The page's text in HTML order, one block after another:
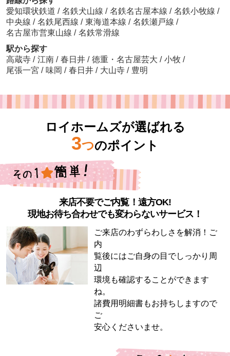
愛知環状鉄道 / 名鉄犬山線 / 名鉄名古屋本線 / 名鉄小牧線 /
中央線 / 名鉄尾西線 / 東海道本線 / 名鉄瀬戸線 /
名古屋市営東山線 / 名鉄常滑線
駅から探す
高蔵寺 / 江南 / 春日井 / 徳重・名古屋芸大 / 小牧 /
尾張一宮 / 味岡 / 春日井 / 大山寺 / 豊明
ロイホームズが選ばれる
3つのポイント
来店不要でご内覧！遠方OK!
現地お待ち合わせでも変わらないサービス！
ご来店のわずらわしさを解消！ご
内
覧後にはご自身の目でしっかり周
辺
環境も確認することができます
ね。
諸費用明細書もお持ちしますので
ご
安心くださいませ。